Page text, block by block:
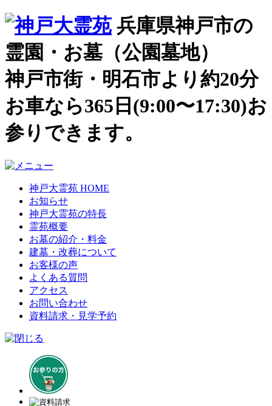
兵庫県神戸市の
霊園・お墓（公園墓地）
神戸市街・明石市より約20分
お車なら365日(9:00〜17:30)お
参りできます。
神戸大霊苑 HOME
お知らせ
神戸大霊苑の特長
霊苑概要
お墓の紹介・料金
建墓・改葬について
お客様の声
よくある質問
アクセス
お問い合わせ
資料請求・見学予約